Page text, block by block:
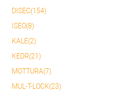
DISEC(154)
ISEO(8)
KALE(2)
KEDR(21)
MOTTURA(7)
MUL-T-LOCK(23)